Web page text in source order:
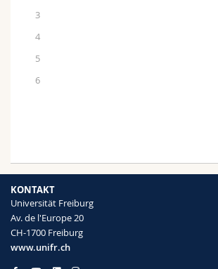
3
4
5
6
KONTAKT
Universität Freiburg
Av. de l'Europe 20
CH-1700 Freiburg
www.unifr.ch